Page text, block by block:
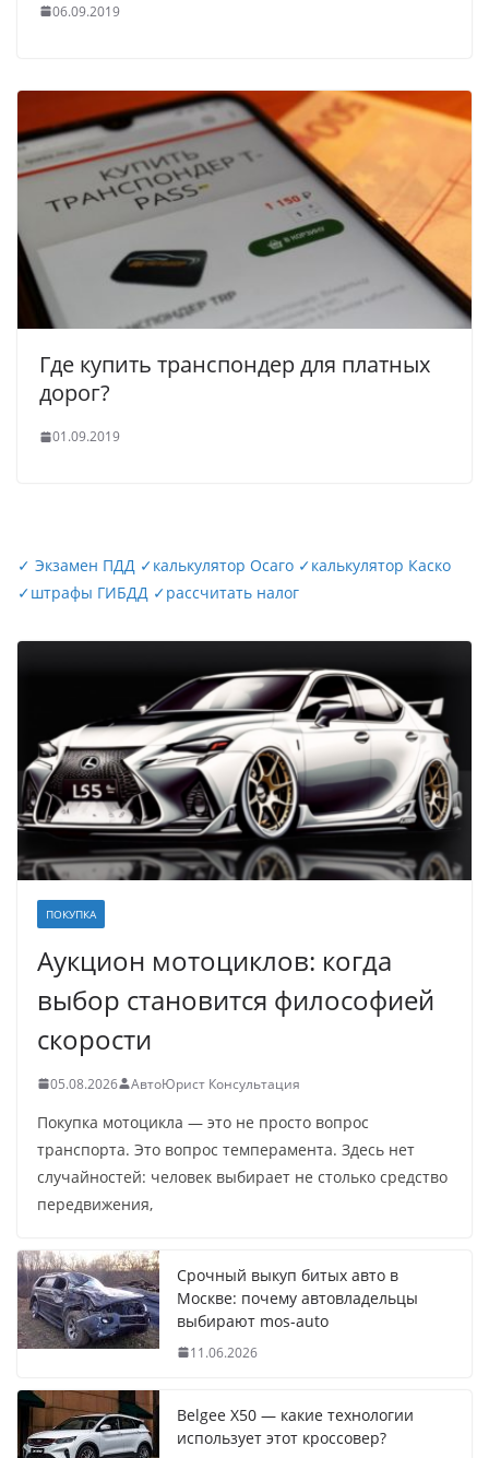
06.09.2019
Где купить транспондер для платных
дорог?
01.09.2019
✓ Экзамен ПДД ✓калькулятор Осаго ✓калькулятор Каско
✓штрафы ГИБДД ✓рассчитать налог
ПОКУПКА
Аукцион мотоциклов: когда
выбор становится философией
скорости
05.08.2026 АвтоЮрист Консультация
Покупка мотоцикла — это не просто вопрос
транспорта. Это вопрос темперамента. Здесь нет
случайностей: человек выбирает не столько средство
передвижения,
Срочный выкуп битых авто в
Москве: почему автовладельцы
выбирают mos-auto
11.06.2026
Belgee X50 — какие технологии
использует этот кроссовер?